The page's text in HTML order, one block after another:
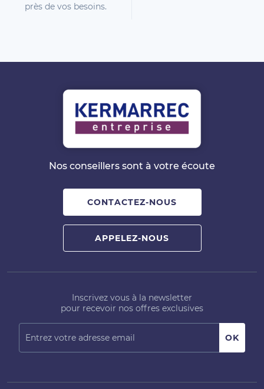
près de vos besoins.
Nos conseillers sont à votre écoute
CONTACTEZ-NOUS
APPELEZ-NOUS
Inscrivez vous à la newsletter
pour recevoir nos offres exclusives